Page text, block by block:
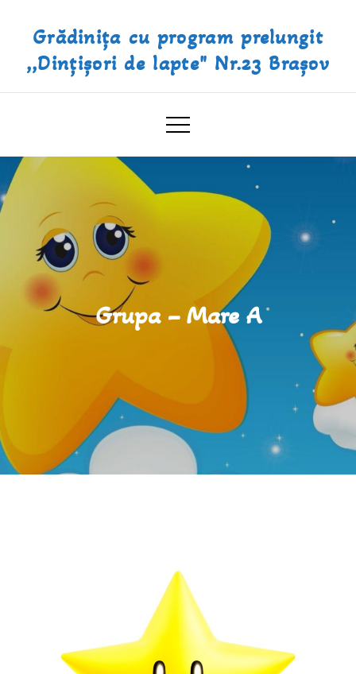
Grădinița cu program prelungit
,,Dințișori de lapte" Nr.23 Brașov
Grupa – Mare A